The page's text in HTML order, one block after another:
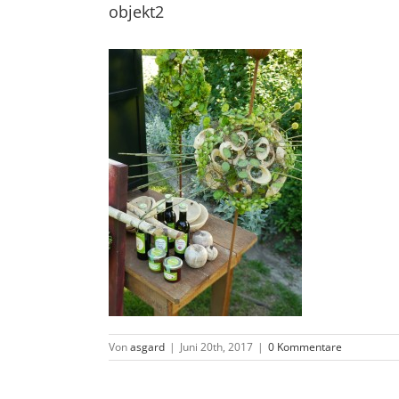
objekt2
Vonasgard | Juni 20th, 2017 | 0 Kommentare